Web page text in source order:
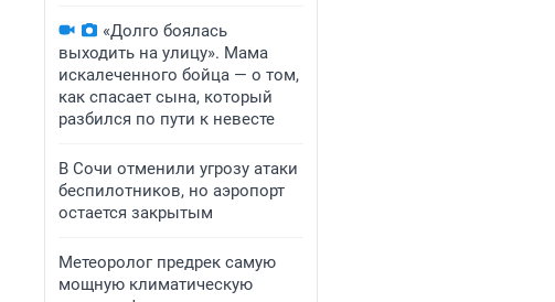
«Долго боялась
выходить на улицу». Мама
искалеченного бойца — о том,
как спасает сына, который
разбился по пути к невесте
В Сочи отменили угрозу атаки
беспилотников, но аэропорт
остается закрытым
Метеоролог предрек самую
мощную климатическую